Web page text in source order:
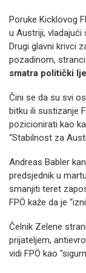
Poruke Kicklovog
u Austriji, vladajući
Drugi glavni krivci
pozadinom,
smatra politički
Čini se da su svi
bitku ili sustizanje
pozicionirati kao
“Stabilnost za
Andreas Babler
predsjednik u
smanjiti teret
FPÖ kaže da je
Čelnik Zelene
prijateljem,
vidi FPÖ kao